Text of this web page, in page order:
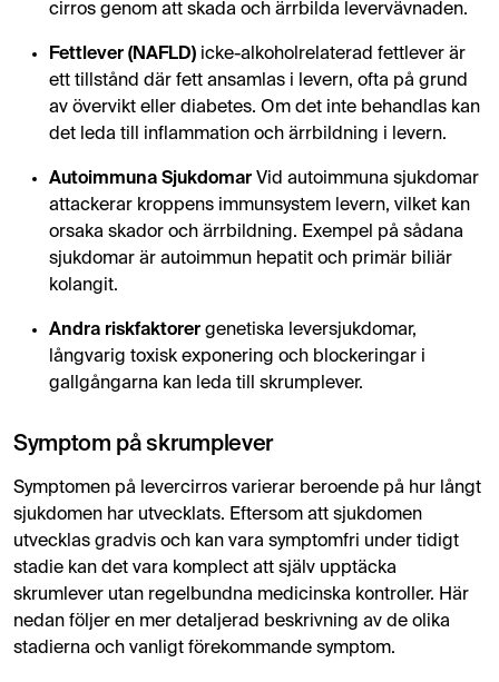
cirros genom att skada och ärrbilda levervävnaden.
Fettlever (NAFLD) icke-alkoholrelaterad fettlever är
ett tillstånd där fett ansamlas i levern, ofta på grund
av övervikt eller diabetes. Om det inte behandlas kan
det leda till inflammation och ärrbildning i levern.
Autoimmuna Sjukdomar Vid autoimmuna sjukdomar
attackerar kroppens immunsystem levern, vilket kan
orsaka skador och ärrbildning. Exempel på sådana
sjukdomar är autoimmun hepatit och primär biliär
kolangit.
Andra riskfaktorer genetiska leversjukdomar,
långvarig toxisk exponering och blockeringar i
gallgångarna kan leda till skrumplever.
Symptom på skrumplever
Symptomen på levercirros varierar beroende på hur långt
sjukdomen har utvecklats. Eftersom att sjukdomen
utvecklas gradvis och kan vara symptomfri under tidigt
stadie kan det vara komplect att själv upptäcka
skrumlever utan regelbundna medicinska kontroller. Här
nedan följer en mer detaljerad beskrivning av de olika
stadierna och vanligt förekommande symptom.